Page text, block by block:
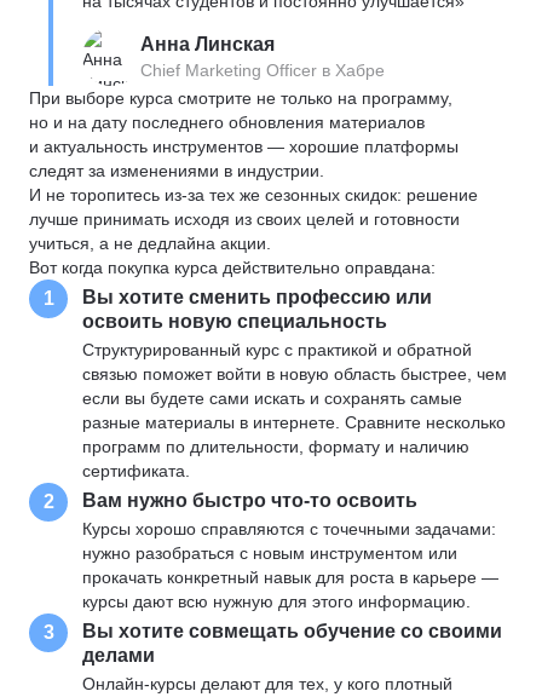
Анна Линская
Chief Marketing Officer в Хабре
При выборе курса смотрите не только на программу,
но и на дату последнего обновления материалов
и актуальность инструментов — хорошие платформы
следят за изменениями в индустрии.
И не торопитесь из-за тех же сезонных скидок: решение
лучше принимать исходя из своих целей и готовности
учиться, а не дедлайна акции.
Вот когда покупка курса действительно оправдана:
1
Вы хотите сменить профессию или
освоить новую специальность
Структурированный курс с практикой и обратной
связью поможет войти в новую область быстрее, чем
если вы будете сами искать и сохранять самые
разные материалы в интернете. Сравните несколько
программ по длительности, формату и наличию
сертификата.
2 Вам нужно быстро что-то освоить
Курсы хорошо справляются с точечными задачами:
нужно разобраться с новым инструментом или
прокачать конкретный навык для роста в карьере —
курсы дают всю нужную для этого информацию.
3
Вы хотите совмещать обучение со своими
делами
Онлайн-курсы делают для тех, у кого плотный